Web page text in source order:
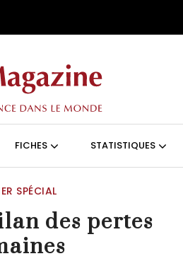
FICHES STATISTIQUES
SPÉCIAL
des pertes